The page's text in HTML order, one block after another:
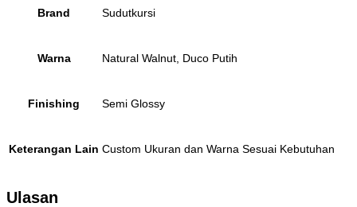
Brand Sudutkursi
Warna Natural Walnut, Duco Putih
Finishing Semi Glossy
Keterangan Lain Custom Ukuran dan Warna Sesuai Kebutuhan
Ulasan